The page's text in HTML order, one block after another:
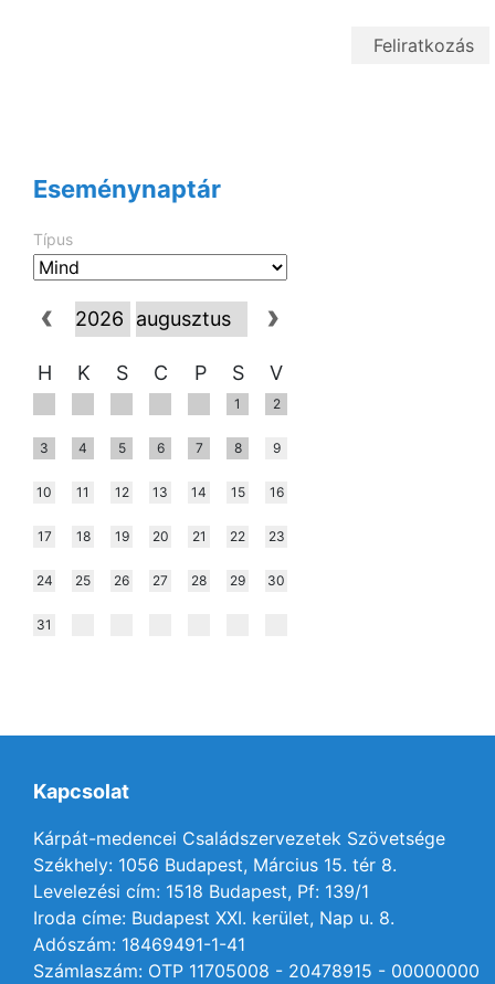
Eseménynaptár
Típus
H K S C P S V
1 2
3 4 5 6 7 8 9
10 11 12 13 14 15 16
17 18 19 20 21 22 23
24 25 26 27 28 29 30
31
Kapcsolat
Kárpát-medencei Családszervezetek Szövetsége
Székhely: 1056 Budapest, Március 15. tér 8.
Levelezési cím: 1518 Budapest, Pf: 139/1
Iroda címe: Budapest XXI. kerület, Nap u. 8.
Adószám: 18469491-1-41
Számlaszám: OTP 11705008 - 20478915 - 00000000